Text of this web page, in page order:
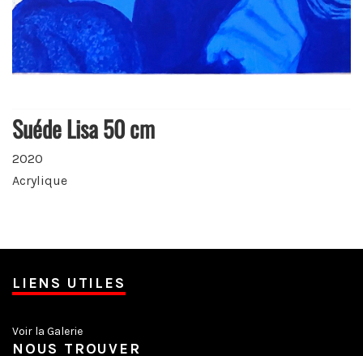
Suéde Lisa 50 cm
2020
Acrylique
LIENS UTILES
Voir la Galerie
NOUS TROUVER